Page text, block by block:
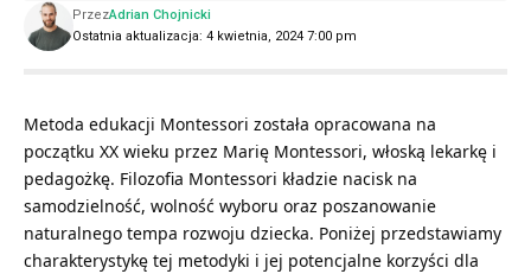
Ostatnia aktualizacja: 4 kwietnia, 2024 7:00 pm
PrzezAdrian Chojnicki
Metoda edukacji Montessori została opracowana na
początku XX wieku przez Marię Montessori, włoską lekarkę i
pedagożkę. Filozofia Montessori kładzie nacisk na
samodzielność, wolność wyboru oraz poszanowanie
naturalnego tempa rozwoju dziecka. Poniżej przedstawiamy
charakterystykę tej metodyki i jej potencjalne korzyści dla